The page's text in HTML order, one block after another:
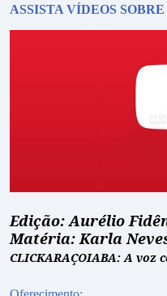
ASSISTA VÍDEOS
Edição: Aurélio
Matéria: Karla
CLICKARAÇOIABA: A voz